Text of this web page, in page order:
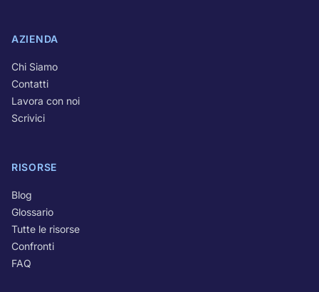
AZIENDA
Chi Siamo
Contatti
Lavora con noi
Scrivici
RISORSE
Blog
Glossario
Tutte le risorse
Confronti
FAQ